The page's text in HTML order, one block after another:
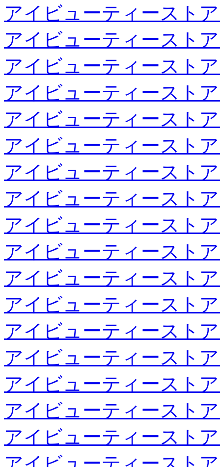
アイビューティースト
アイビューティースト
アイビューティースト
アイビューティースト
アイビューティースト
アイビューティースト
アイビューティースト
アイビューティースト
アイビューティースト
アイビューティースト
アイビューティースト
アイビューティースト
アイビューティースト
アイビューティースト
アイビューティースト
アイビューティースト
アイビューティースト